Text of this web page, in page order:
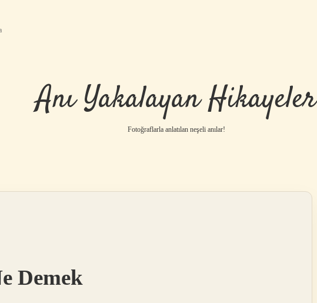
Anı Yakalayan Hikayeler
Fotoğraflarla anlatılan neşeli anılar!
Demek